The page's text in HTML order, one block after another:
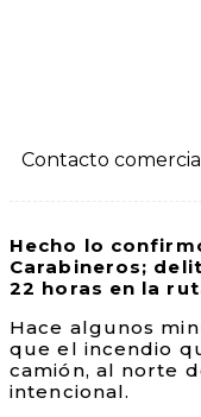
Contacto
Hecho lo
Carabineros;
22 horas en la
Hace algunos
que el incendio
camión, al norte
intencional.